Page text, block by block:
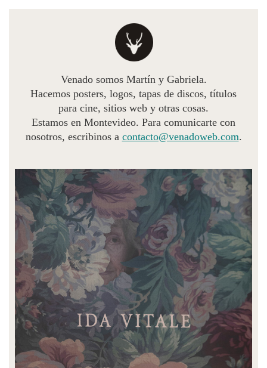
Venado somos Martín y Gabriela.
Hacemos posters, logos, tapas de discos, títulos
para cine, sitios web y otras cosas.
Estamos en Montevideo. Para comunicarte con
nosotros, escribinos a contacto@venadoweb.com.